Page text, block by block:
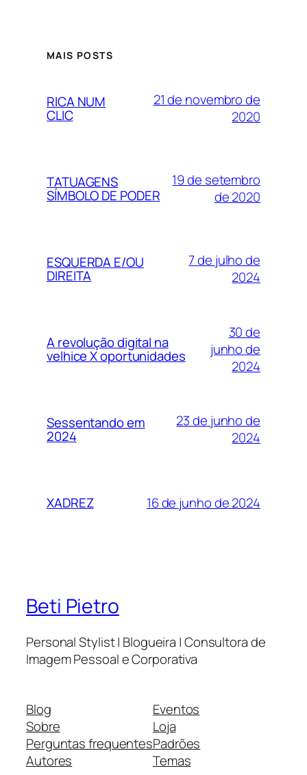
MAIS POSTS
RICA NUM
CLIC
21 de novembro de
2020
TATUAGENS
SÍMBOLO DE PODER
19 de setembro
de 2020
ESQUERDA E/OU
DIREITA
7 de julho de
2024
A revolução digital na
velhice X oportunidades
30 de
junho de
2024
Sessentando em
2024
23 de junho de
2024
XADREZ 16 de junho de 2024
Beti Pietro
Personal Stylist | Blogueira | Consultora de
Imagem Pessoal e Corporativa
Blog
Sobre
Perguntas frequentes
Autores
Eventos
Loja
Padrões
Temas